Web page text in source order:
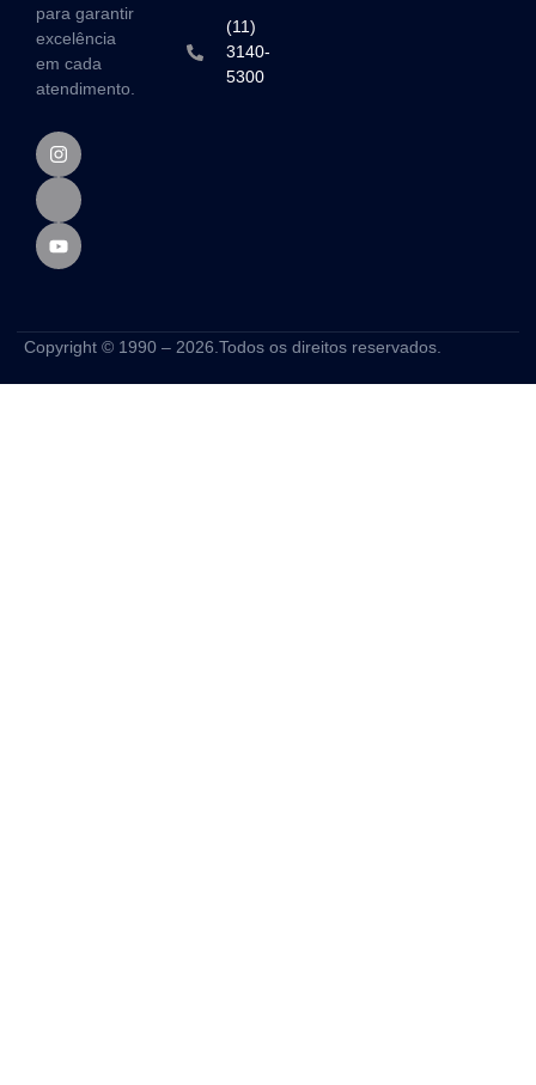
para garantir
excelência
em cada
atendimento.
(11)
3140-
5300
Copyright © 1990 – 2026.Todos os direitos reservados.